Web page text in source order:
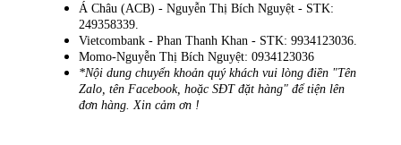
Á Châu (ACB) - Nguyễn Thị Bích Nguyệt - STK:
249358339.
Vietcombank - Phan Thanh Khan - STK: 9934123036.
Momo-Nguyễn Thị Bích Nguyệt: 0934123036
*Nội dung chuyển khoản quý khách vui lòng điền "Tên
Zalo, tên Facebook, hoặc SĐT đặt hàng" để tiện lên
đơn hàng. Xin cảm ơn !